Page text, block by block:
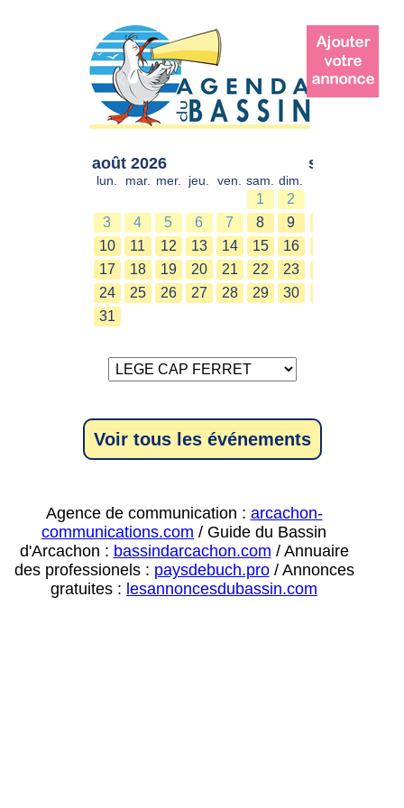
août 2026
lun. mar. mer. jeu. ven. sam. dim.
1
2
3
4 5 6 7 8
9
10
11 12 13 14 15
16
17
18 19 20 21 22
23
24
25 26 27 28 29
30
31
sept. 2026
Voir tous les événements
Agence de communication : arcachon-
communications.com / Guide du Bassin
d'Arcachon : bassindarcachon.com / Annuaire
des professionels : paysdebuch.pro/ Annonces
gratuites : lesannoncesdubassin.com